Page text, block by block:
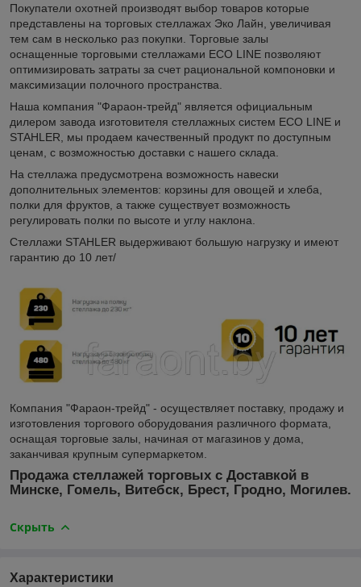
Покупатели охотней производят выбор товаров которые
представлены на торговых стеллажах Эко Лайн, увеличивая
тем сам в несколько раз покупки. Торговые залы
оснащенные торговыми стеллажами ECO LINE позволяют
оптимизировать затраты за счет рациональной компоновки и
максимизации полочного пространства.
Наша компания "Фараон-трейд" является официальным
дилером завода изготовителя стеллажных систем ECO LINE и
STAHLER, мы продаем качественный продукт по доступным
ценам, с возможностью доставки с нашего склада.
На стеллажа предусмотрена возможность навески
дополнительных элементов: корзины для овощей и хлеба,
полки для фруктов, а также существует возможность
регулировать полки по высоте и углу наклона.
Стеллажи STAHLER выдерживают большую нагрузку и имеют
гарантию до 10 лет/
Компания "Фараон-трейд" - осуществляет поставку, продажу и
изготовления торгового оборудования различного формата,
оснащая торговые залы, начиная от магазинов у дома,
заканчивая крупным супермаркетом.
Продажа стеллажей торговых с Доставкой в
Минске, Гомель, Витебск, Брест, Гродно, Могилев.
Скрыть
Характеристики